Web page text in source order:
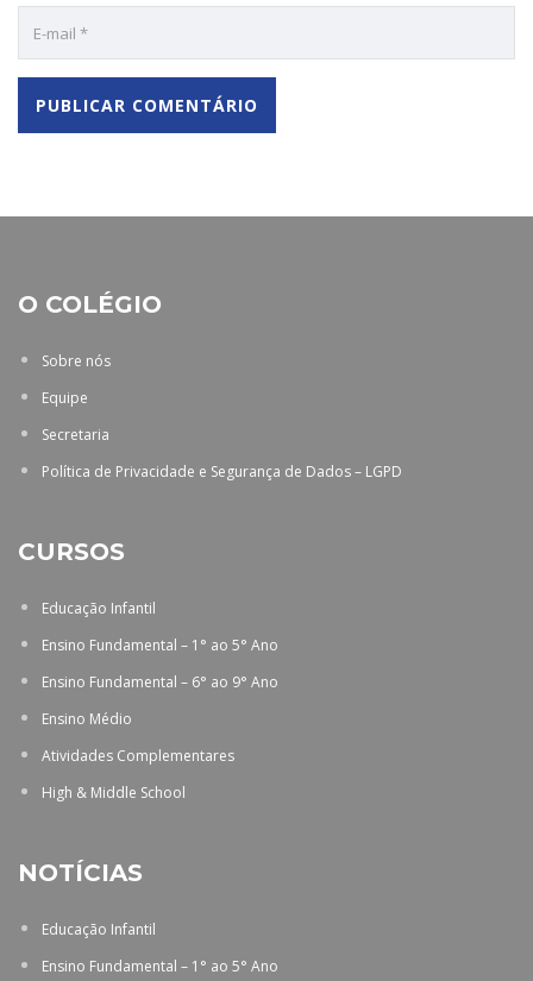
O COLÉGIO
Sobre nós
Equipe
Secretaria
Política de Privacidade e Segurança de Dados – LGPD
CURSOS
Educação Infantil
Ensino Fundamental – 1° ao 5° Ano
Ensino Fundamental – 6° ao 9° Ano
Ensino Médio
Atividades Complementares
High & Middle School
NOTÍCIAS
Educação Infantil
Ensino Fundamental – 1° ao 5° Ano